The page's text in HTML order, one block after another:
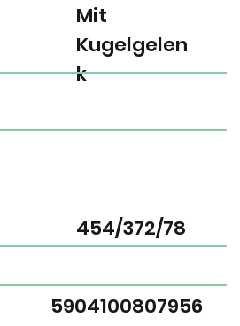
5904100807956
454/372/78
Mit
Kugelgelen
k